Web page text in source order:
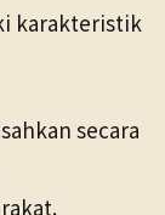
karakteristik
secara